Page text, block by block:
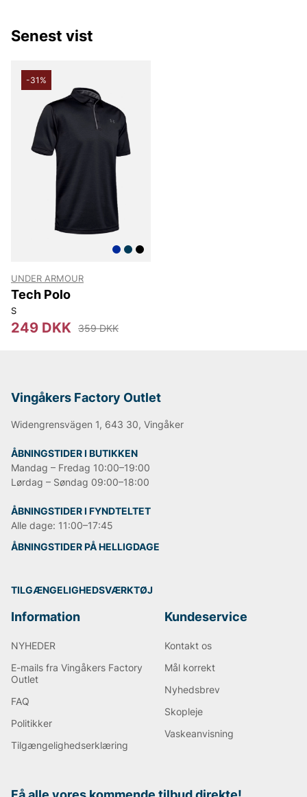
Armour moderne teknologi med komfort og
hjælper Under Armour dig med at nå nye højder.
Senest vist
-31%
UNDER ARMOUR
Tech Polo
S
249 DKK 359 DKK
Vingåkers Factory Outlet
Widengrensvägen 1, 643 30, Vingåker
ÅBNINGSTIDER I BUTIKKEN
Mandag – Fredag 10:00–19:00
Lørdag – Søndag 09:00–18:00
ÅBNINGSTIDER I FYNDTELTET
Alle dage: 11:00–17:45
ÅBNINGSTIDER PÅ HELLIGDAGE
TILGÆNGELIGHEDSVÆRKTØJ
Information
NYHEDER
E-mails fra Vingåkers Factory
Outlet
FAQ
Politikker
Tilgængelighedserklæring
Kundeservice
Kontakt os
Mål korrekt
Nyhedsbrev
Skopleje
Vaskeanvisning